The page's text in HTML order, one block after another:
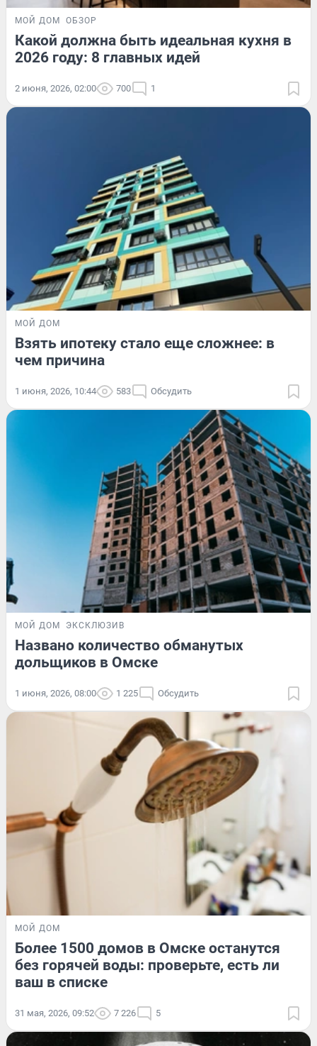
МОЙ ДОМ ОБЗОР
Какой должна быть идеальная кухня в
2026 году: 8 главных идей
2 июня, 2026, 02:00 700 1
МОЙ ДОМ
Взять ипотеку стало еще сложнее: в
чем причина
1 июня, 2026, 10:44 583 Обсудить
МОЙ ДОМ ЭКСКЛЮЗИВ
Названо количество обманутых
дольщиков в Омске
1 июня, 2026, 08:00 1 225 Обсудить
МОЙ ДОМ
Более 1500 домов в Омске останутся
без горячей воды: проверьте, есть ли
ваш в списке
31 мая, 2026, 09:52 7 226 5